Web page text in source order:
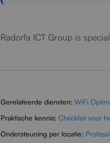
Radorfa ICT Group is
Gerelateerde diensten: WiFi
Praktische kennis: Checklist voor
Ondersteuning per locatie: